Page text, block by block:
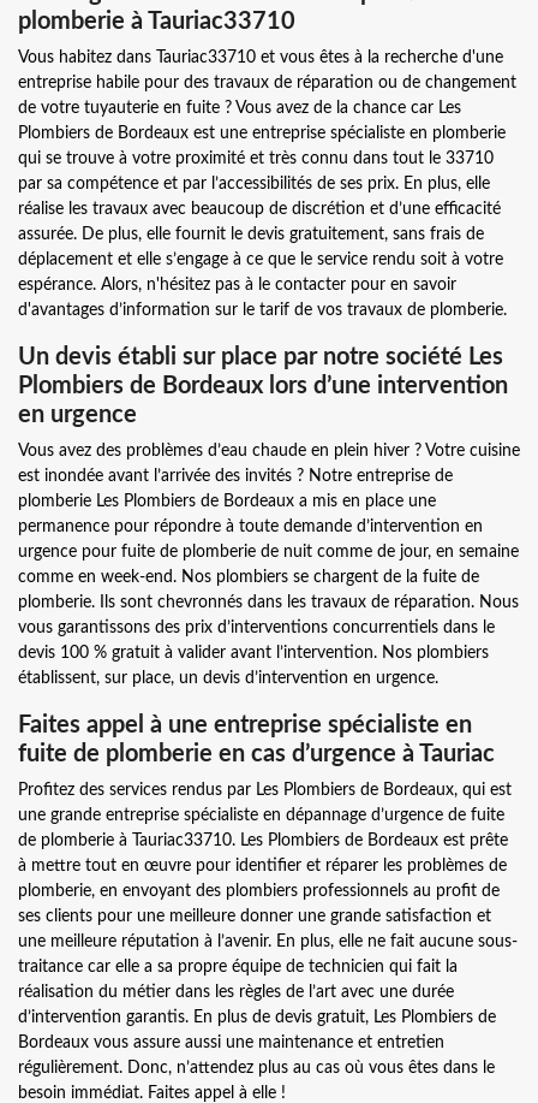
plomberie à Tauriac33710
Vous habitez dans Tauriac33710 et vous êtes à la recherche d'une
entreprise habile pour des travaux de réparation ou de changement
de votre tuyauterie en fuite ? Vous avez de la chance car Les
Plombiers de Bordeaux est une entreprise spécialiste en plomberie
qui se trouve à votre proximité et très connu dans tout le 33710
par sa compétence et par l’accessibilités de ses prix. En plus, elle
réalise les travaux avec beaucoup de discrétion et d’une efficacité
assurée. De plus, elle fournit le devis gratuitement, sans frais de
déplacement et elle s’engage à ce que le service rendu soit à votre
espérance. Alors, n'hésitez pas à le contacter pour en savoir
d'avantages d’information sur le tarif de vos travaux de plomberie.
Un devis établi sur place par notre société Les
Plombiers de Bordeaux lors d’une intervention
en urgence
Vous avez des problèmes d’eau chaude en plein hiver ? Votre cuisine
est inondée avant l’arrivée des invités ? Notre entreprise de
plomberie Les Plombiers de Bordeaux a mis en place une
permanence pour répondre à toute demande d’intervention en
urgence pour fuite de plomberie de nuit comme de jour, en semaine
comme en week-end. Nos plombiers se chargent de la fuite de
plomberie. Ils sont chevronnés dans les travaux de réparation. Nous
vous garantissons des prix d’interventions concurrentiels dans le
devis 100 % gratuit à valider avant l’intervention. Nos plombiers
établissent, sur place, un devis d’intervention en urgence.
Faites appel à une entreprise spécialiste en
fuite de plomberie en cas d’urgence à Tauriac
Profitez des services rendus par Les Plombiers de Bordeaux, qui est
une grande entreprise spécialiste en dépannage d’urgence de fuite
de plomberie à Tauriac33710. Les Plombiers de Bordeaux est prête
à mettre tout en œuvre pour identifier et réparer les problèmes de
plomberie, en envoyant des plombiers professionnels au profit de
ses clients pour une meilleure donner une grande satisfaction et
une meilleure réputation à l’avenir. En plus, elle ne fait aucune sous-
traitance car elle a sa propre équipe de technicien qui fait la
réalisation du métier dans les règles de l’art avec une durée
d’intervention garantis. En plus de devis gratuit, Les Plombiers de
Bordeaux vous assure aussi une maintenance et entretien
régulièrement. Donc, n’attendez plus au cas où vous êtes dans le
besoin immédiat. Faites appel à elle !